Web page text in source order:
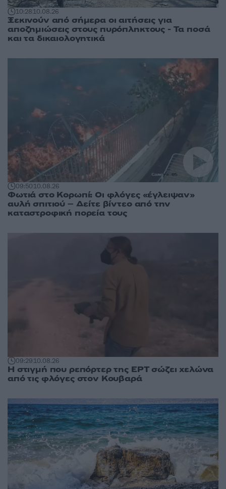
10:2810.08.26
Ξεκινούν από σήμερα οι αιτήσεις για
αποζημιώσεις στους πυρόπληκτους - Τα ποσά
και τα δικαιολογητικά
09:5010.08.26
Φωτιά στο Κορωπί: Οι φλόγες «έγλειψαν»
αυλή σπιτιού – Δείτε βίντεο από την
καταστροφική πορεία τους
09:2910.08.26
Η στιγμή που ρεπόρτερ της ΕΡΤ σώζει χελώνα
από τις φλόγες στον Κουβαρά